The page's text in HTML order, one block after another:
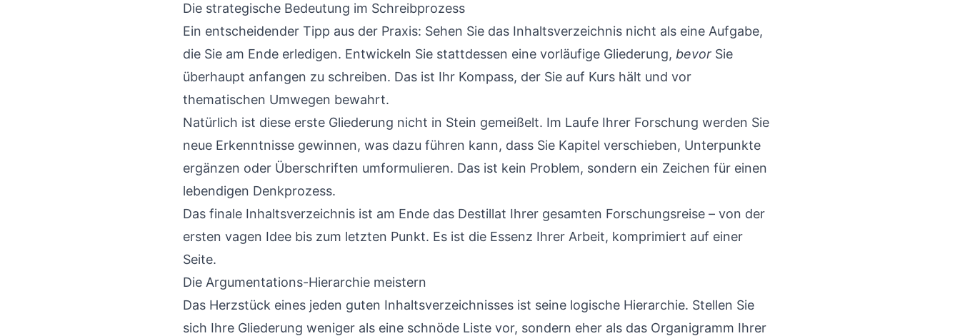
Die strategische Bedeutung im Schreibprozess
Ein entscheidender Tipp aus der Praxis: Sehen Sie das Inhaltsverzeichnis nicht als eine Aufgabe,
die Sie am Ende erledigen. Entwickeln Sie stattdessen eine vorläufige Gliederung, bevor Sie
überhaupt anfangen zu schreiben. Das ist Ihr Kompass, der Sie auf Kurs hält und vor
thematischen Umwegen bewahrt.
Natürlich ist diese erste Gliederung nicht in Stein gemeißelt. Im Laufe Ihrer Forschung werden Sie
neue Erkenntnisse gewinnen, was dazu führen kann, dass Sie Kapitel verschieben, Unterpunkte
ergänzen oder Überschriften umformulieren. Das ist kein Problem, sondern ein Zeichen für einen
lebendigen Denkprozess.
Das finale Inhaltsverzeichnis ist am Ende das Destillat Ihrer gesamten Forschungsreise – von der
ersten vagen Idee bis zum letzten Punkt. Es ist die Essenz Ihrer Arbeit, komprimiert auf einer
Seite.
Die Argumentations-Hierarchie meistern
Das Herzstück eines jeden guten Inhaltsverzeichnisses ist seine logische Hierarchie. Stellen Sie
sich Ihre Gliederung weniger als eine schnöde Liste vor, sondern eher als das Organigramm Ihrer